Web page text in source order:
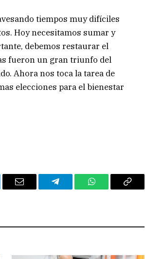
tiempos muy difíciles
Hoy necesitamos sumar y
debemos restaurar el
fueron un gran triunfo del
Ahora nos toca la tarea de
elecciones para el bienestar
Email Telegram WhatsAppCopy